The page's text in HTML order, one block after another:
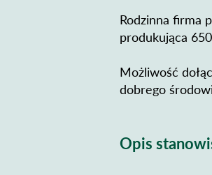
Rodzinna firma
produkująca
Możliwość
dobrego
Opis